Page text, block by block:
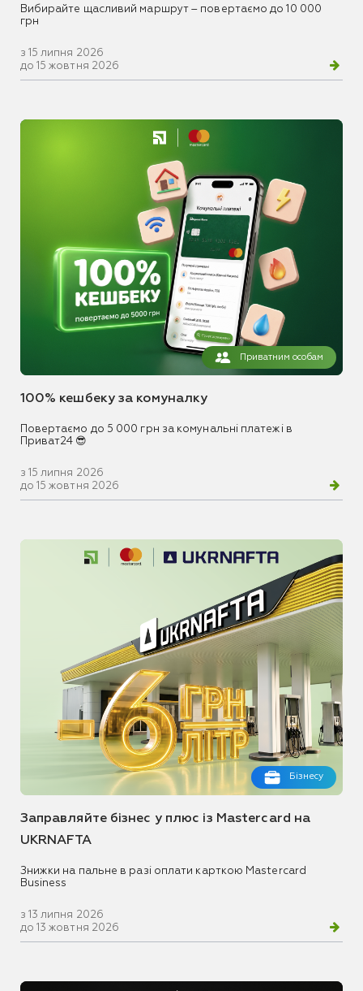
Вибирайте щасливий маршрут – повертаємо до 10 000
грн
з 15 липня 2026
до 15 жовтня 2026
Приватним особам
100% кешбеку за комуналку
Повертаємо до 5 000 грн за комунальні платежі в
Приват24 😎
з 15 липня 2026
до 15 жовтня 2026
Бізнесу
Заправляйте бізнес у плюс із Mastercard на
UKRNAFTA
Знижки на пальне в разі оплати карткою Mastercard
Business
з 13 липня 2026
до 13 жовтня 2026